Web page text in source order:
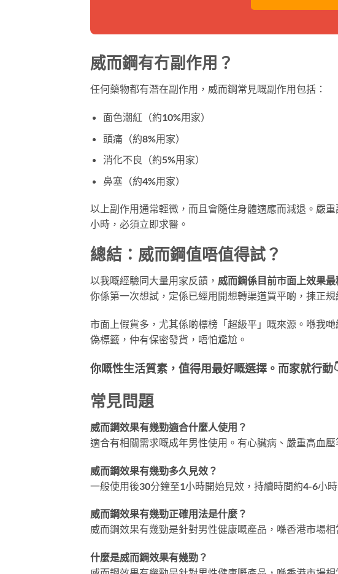
威而鋼有冇副作用？
任何藥物都有潛在副作用，威而鋼常見嘅副作用包括：
面色潮紅（約10%用家）
頭痛（約8%用家）
消化不良（約5%用家）
鼻塞（約4%用家）
以上副作用通常輕微，而且會隨住身體適應而減退。嚴
小時，必須立即求醫。
總結：威而鋼值唔值得試？
以我嘅經驗同大量用家反饋， 威而鋼係目前市面上效果
你係第一次想試，定係已經用開想轉渠道買平啲，揀正規
市面上假貨多，尤其係啲標榜「超級平」嘅來源。喺我
偽標籤，仲有保密發貨，唔怕尷尬。
你嘅性生活質素，值得用最好嘅選擇。而家就行動
常見問題
威而鋼效果有幾勁適合什麼人使用？
適合有相關需求嘅成年男性使用。有心臟病、嚴重高血
威而鋼效果有幾勁多久見效？
一般使用後30分鐘至1小時開始見效，持續時間約4-6小
威而鋼效果有幾勁正確用法是什麼？
威而鋼效果有幾勁是針對男性健康嘅產品，喺香港市場相
什麼是威而鋼效果有幾勁？